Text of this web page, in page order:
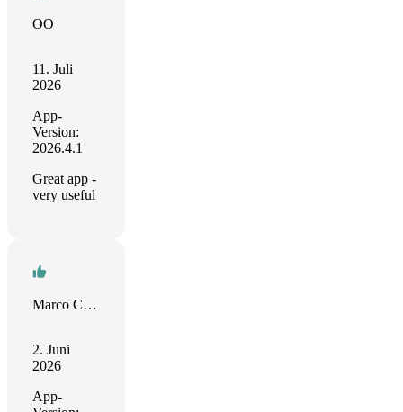
OO
11. Juli
2026
App-
Version:
2026.4.1
Great app -
very useful
Marco Cosatto
2. Juni
2026
App-